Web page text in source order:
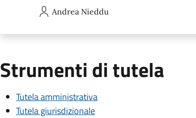
Andrea Nieddu
Strumenti di tutela
Tutela amministrativa
Tutela giurisdizionale